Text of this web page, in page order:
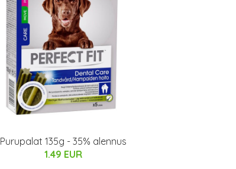
Purupalat 135g - 35% alennus
1.49 EUR